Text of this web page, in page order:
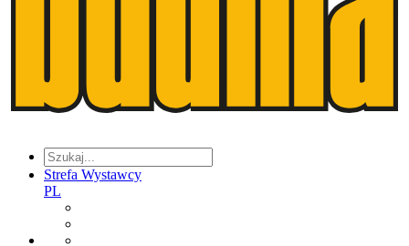
Strefa Wystawcy
PL